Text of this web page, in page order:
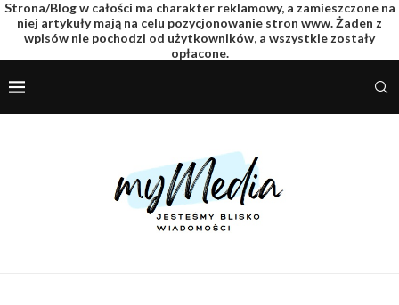
Strona/Blog w całości ma charakter reklamowy, a zamieszczone na
niej artykuły mają na celu pozycjonowanie stron www. Żaden z
wpisów nie pochodzi od użytkowników, a wszystkie zostały
opłacone.